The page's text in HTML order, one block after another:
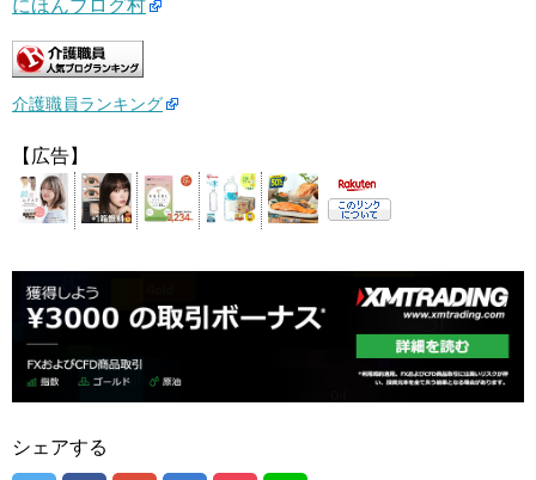
にほんブログ村
介護職員ランキング
【広告】
シェアする